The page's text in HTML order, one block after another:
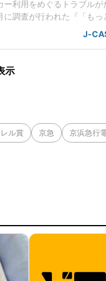
利用をめぐるトラブルが
調査が行われた『「もっ
、「外食、電車、公共の
心が疲弊」「電車の座席や
)は、新幹線
J-
示
ル賞 京急 京浜急行